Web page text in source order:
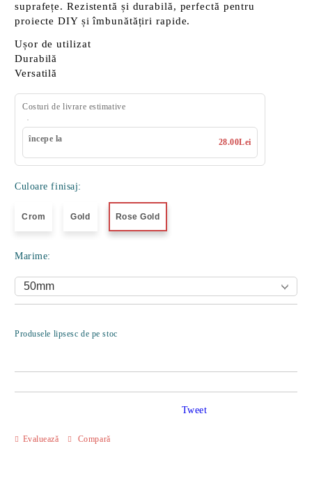
suprafețe. Rezistentă și durabilă, perfectă pentru
proiecte DIY și îmbunătățiri rapide.
Ușor de utilizat
Durabilă
Versatilă
Costuri de livrare estimative
începe la 28.00Lei
Culoare finisaj:
Crom Gold Rose Gold
Marime:
Produsele lipsesc de pe stoc
Evaluează Compară
Tweet